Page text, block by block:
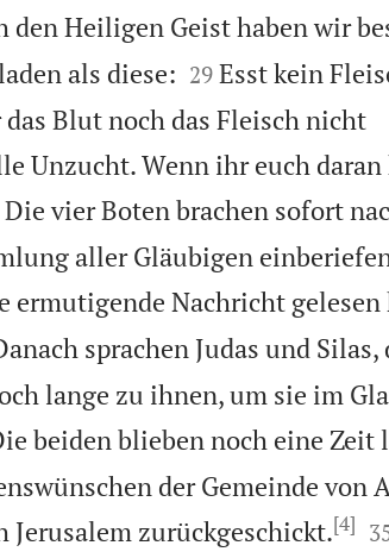
den Heiligen Geist haben wir
als diese:
29 Esst kein
Blut noch das Fleisch nicht
Unzucht. Wenn ihr euch
Die vier Boten brachen sofort
aller Gläubigen
ermutigende Nachricht
sprachen Judas und Silas,
lange zu ihnen, um sie im
beiden blieben noch eine Zeit
der Gemeinde von
Jerusalem zurückgeschickt.[4]